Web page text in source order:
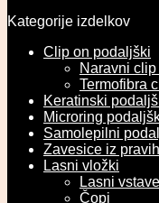
Kategorije izdelkov
Clip on podaljški
Naravni
Termofibra
Keratinski
Microring
Samolepilni
Zavesice iz
Lasni vložki
Lasni
Čopi